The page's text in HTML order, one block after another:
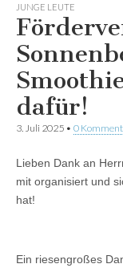
JUNGE LEUTE
dafür!
3. Juli 2025 • 0
Lieben Dank an
mit organisiert und
hat!
Ein riesengroßes